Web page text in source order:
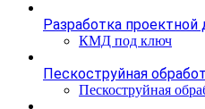
Разработка
КМД под ключ
Пескоструйная
Пескоструйная